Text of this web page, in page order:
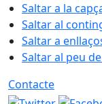
Saltar a la
Saltar al
Saltar a
Saltar al peu
Contacte